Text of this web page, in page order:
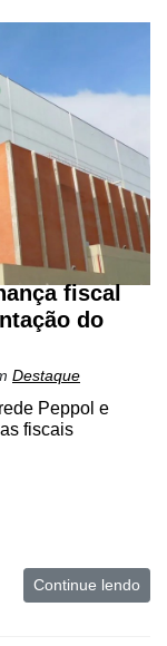
fiscal
do
Destaque
Peppol e
fiscais
Continue lendo